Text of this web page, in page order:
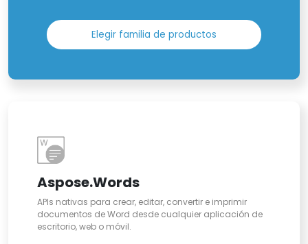
Elegir familia de productos
Aspose.Words
APIs nativas para crear, editar, convertir e imprimir
documentos de Word desde cualquier aplicación de
escritorio, web o móvil.